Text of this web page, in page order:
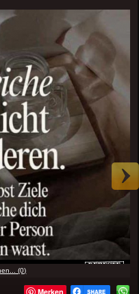
(0)
Merken